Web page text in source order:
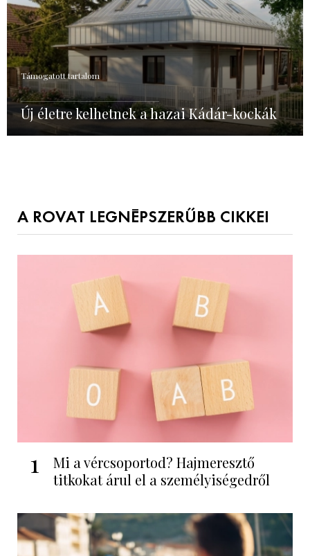
Támogatott tartalom
Új életre kelhetnek a hazai Kádár-kockák
A ROVAT LEGNÉPSZERŰBB CIKKEI
1
Mi a vércsoportod? Hajmeresztő
titkokat árul el a személyiségedről